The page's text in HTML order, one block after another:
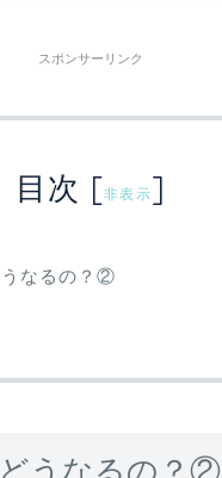
スポンサーリンク
目次 [非表示]
うなるの？②
うなるの？②